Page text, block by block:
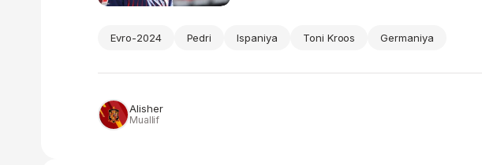
Evro-2024 Pedri Ispaniya Toni Kroos Germaniya
Alisher
Muallif